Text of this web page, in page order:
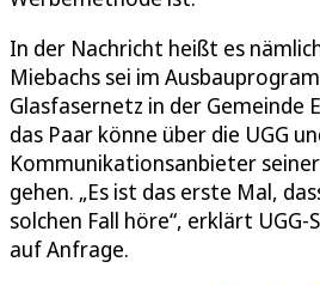
In der Nachricht heißt es
Miebachs sei im
Glasfasernetz in der Gemeinde
das Paar könne über die UGG
Kommunikationsanbieter
gehen. „Es ist das erste Mal,
solchen Fall höre“, erklärt UGG-
auf Anfrage.